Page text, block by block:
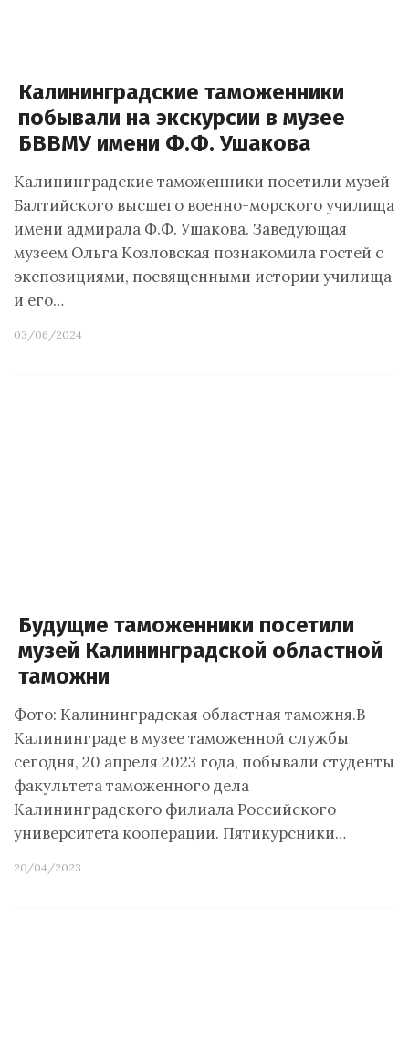
Калининградские таможенники
побывали на экскурсии в музее
БВВМУ имени Ф.Ф. Ушакова
Калининградские таможенники посетили музей
Балтийского высшего военно-морского училища
имени адмирала Ф.Ф. Ушакова. Заведующая
музеем Ольга Козловская познакомила гостей с
экспозициями, посвященными истории училища
и его…
03/06/2024
Будущие таможенники посетили
музей Калининградской областной
таможни
Фото: Калининградская областная таможня.В
Калининграде в музее таможенной службы
сегодня, 20 апреля 2023 года, побывали студенты
факультета таможенного дела
Калининградского филиала Российского
университета кооперации. Пятикурсники…
20/04/2023